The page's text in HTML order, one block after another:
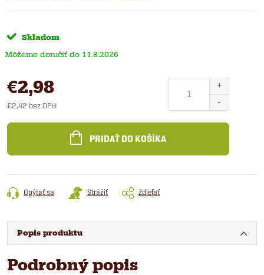
Skladom
11.8.2026
€2,98
€2,42 bez DPH
cena:
PRIDAŤ DO KOŠÍKA
Opýtať sa Strážiť Zdieľať
Popis produktu
Podrobný popis